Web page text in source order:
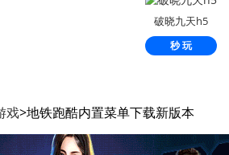
破晓九天h5
秒 玩
戏>地铁跑酷内置菜单下载新版本